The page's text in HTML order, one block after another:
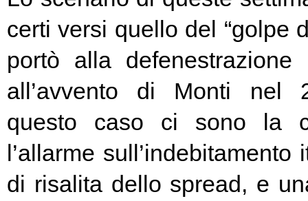
certi versi quello del “golpe
portò alla
all’avvento di Monti nel
questo caso ci sono la
l’allarme
di risalita dello spread, e